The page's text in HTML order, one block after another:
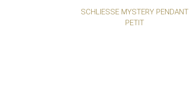
SCHLIESSE MYSTERY PENDANT P
ETIT